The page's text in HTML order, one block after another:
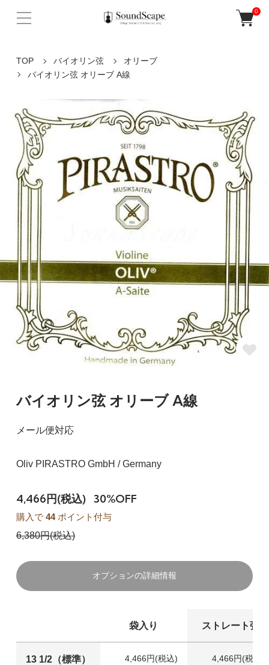
0
TOP バイオリン弦
オリーブ
バイオリン弦 オリーブ A線
バイオリン弦 オリーブ A線
メール便対応
Oliv PIRASTRO GmbH / Germany
4,466円(税込) 30%OFF
購入で 44ポイント付与
6,380円(税込)
オプションの詳細情報
袋入り ストレート弦
13 1/2（標準） 4,466円(税込) 4,466円(税込)